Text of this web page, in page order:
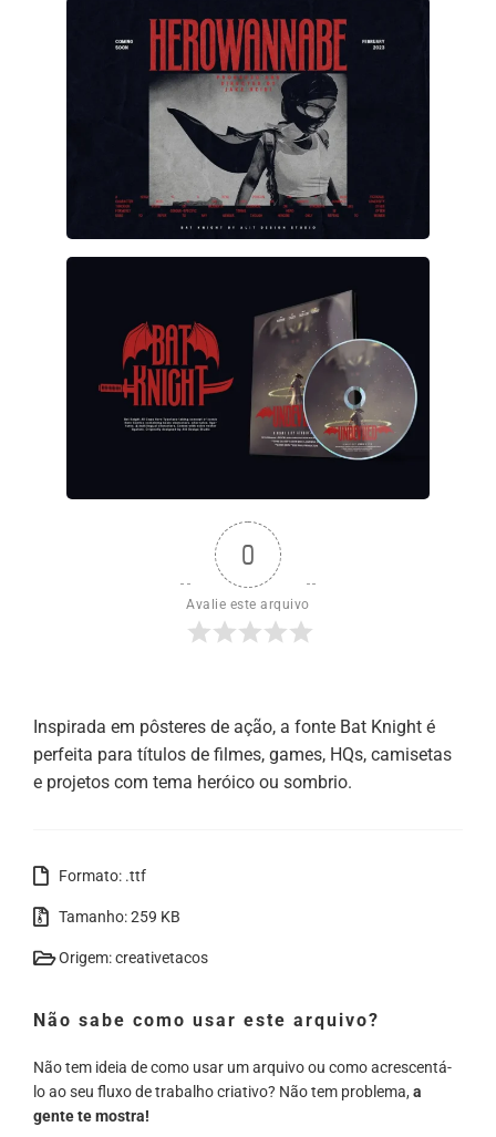
0
Avalie este arquivo
Inspirada em pôsteres de ação, a fonte Bat Knight é
perfeita para títulos de filmes, games, HQs, camisetas
e projetos com tema heróico ou sombrio.
Formato: .ttf
Tamanho: 259 KB
Origem: creativetacos
Não sabe como usar este arquivo?
Não tem ideia de como usar um arquivo ou como acrescentá-
lo ao seu fluxo de trabalho criativo? Não tem problema, a
gente te mostra!